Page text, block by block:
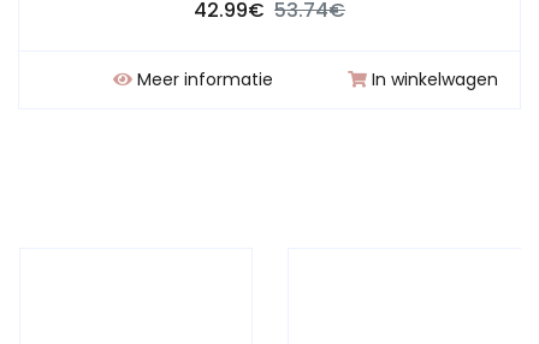
42.99€ 53.74€
Meer informatie In winkelwagen